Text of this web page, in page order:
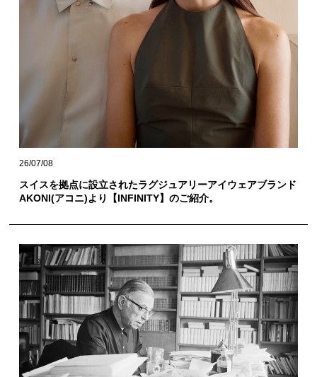
26/07/08
スイスを拠点に設立されたラグジュアリーアイウェアブランド
AKONI(アコニ)より【INFINITY】のご紹介。